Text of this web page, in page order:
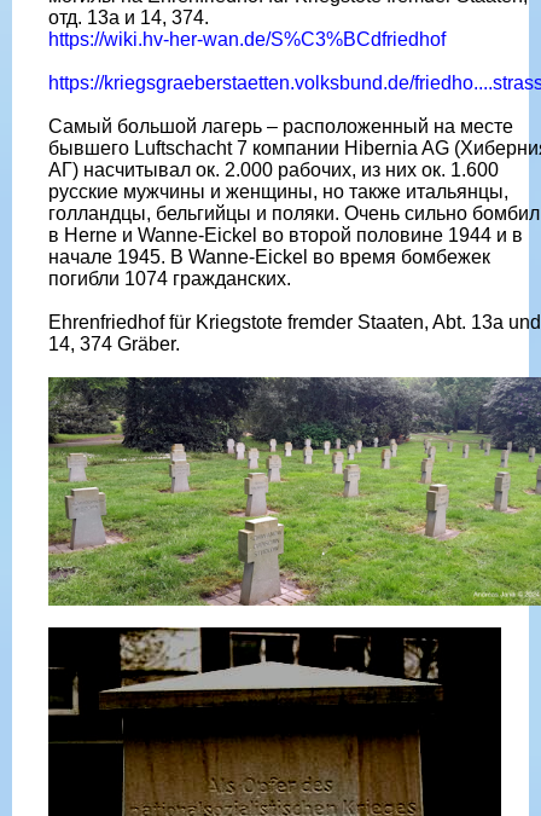
отд. 13a и 14, 374.
https://wiki.hv-her-wan.de/S%C3%BCdfriedhof
https://kriegsgraeberstaetten.volksbund.de/
Самый большой лагерь – расположенный на месте
бывшего Luftschacht 7 компании Hibernia AG
АГ) насчитывал ок. 2.000 рабочих, из них ок. 1.600
русские мужчины и женщины, но также итальянцы,
голландцы, бельгийцы и поляки. Очень сильно
в Herne и Wanne-Eickel во второй половине 1944 и в
начале 1945. В Wanne-Eickel во время бомбежек
погибли 1074 гражданских.
Ehrenfriedhof für Kriegstote fremder Staaten, Abt. 13a und
14, 374 Gräber.